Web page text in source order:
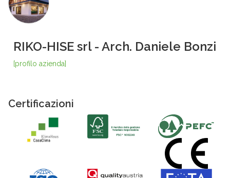
RIKO-HISE srl - Arch. Daniele Bonzi
[profilo azienda]
Certificazioni